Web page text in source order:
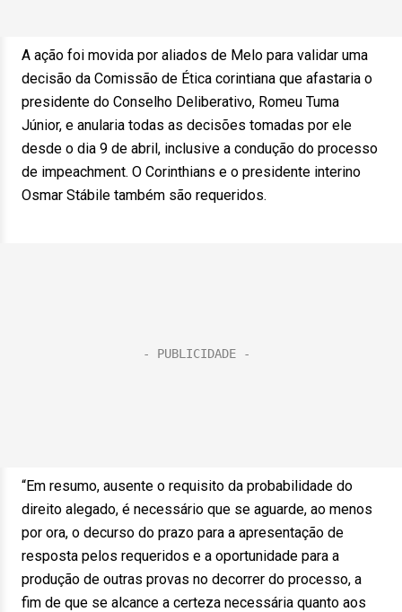
A ação foi movida por aliados de Melo para validar uma
decisão da Comissão de Ética corintiana que afastaria o
presidente do Conselho Deliberativo, Romeu Tuma
Júnior, e anularia todas as decisões tomadas por ele
desde o dia 9 de abril, inclusive a condução do processo
de impeachment. O Corinthians e o presidente interino
Osmar Stábile também são requeridos.
“Em resumo, ausente o requisito da probabilidade do
direito alegado, é necessário que se aguarde, ao menos
por ora, o decurso do prazo para a apresentação de
resposta pelos requeridos e a oportunidade para a
produção de outras provas no decorrer do processo, a
fim de que se alcance a certeza necessária quanto aos